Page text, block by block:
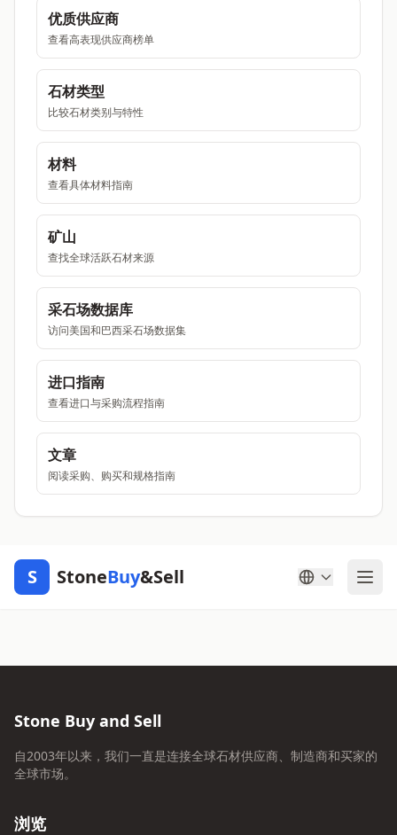
优质供应商
查看高表现供应商榜单
石材类型
比较石材类别与特性
材料
查看具体材料指南
矿山
查找全球活跃石材来源
采石场数据库
访问美国和巴西采石场数据集
进口指南
查看进口与采购流程指南
文章
阅读采购、购买和规格指南
S StoneBuy&Sell
Stone Buy and Sell
自2003年以来，我们一直是连接全球石材供应商、制造商和买家的
全球市场。
浏览